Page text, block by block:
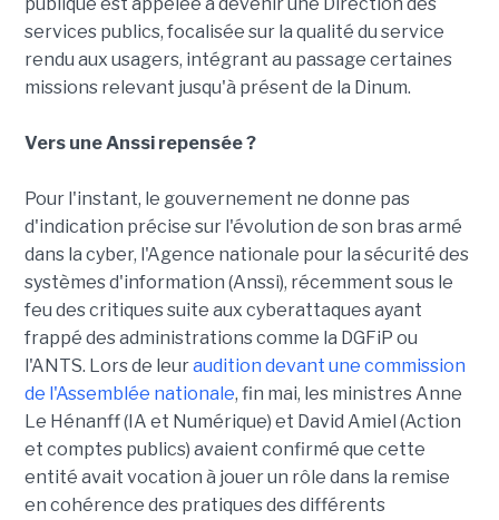
services publics, focalisée sur la qualité du service
rendu aux usagers, intégrant au passage certaines
missions relevant jusqu'à présent de la Dinum.
Vers une Anssi repensée ?
Pour l'instant, le gouvernement ne donne pas
d'indication précise sur l'évolution de son bras armé
dans la cyber, l'Agence nationale pour la sécurité des
systèmes d'information (Anssi), récemment sous le
feu des critiques suite aux cyberattaques ayant
frappé des administrations comme la DGFiP ou
l'ANTS. Lors de leuraudition devant une commission
de l'Assemblée nationale, fin mai, les ministres Anne
Le Hénanff (IA et Numérique) et David Amiel (Action
et comptes publics) avaient confirmé que cette
entité avait vocation à jouer un rôle dans la remise
en cohérence des pratiques des différents